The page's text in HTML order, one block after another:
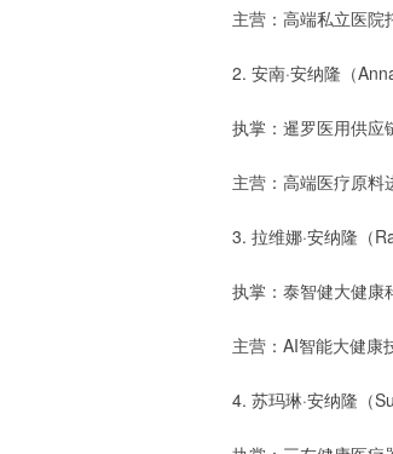
主营：高端私立医院
2. 安南·安纳隆（
执掌：暹罗医用供应
主营：高端医疗原料
3. 拉维娜·安纳隆（
执掌：泰智健大健康
主营：AI智能大健康
4. 苏玛琳·安纳隆（